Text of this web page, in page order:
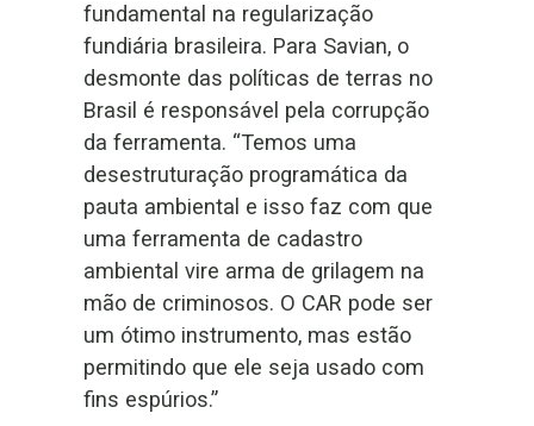
fundamental na regularização
fundiária brasileira. Para Savian, o
desmonte das políticas de terras no
Brasil é responsável pela corrupção
da ferramenta. “Temos uma
desestruturação programática da
pauta ambiental e isso faz com que
uma ferramenta de cadastro
ambiental vire arma de grilagem na
mão de criminosos. O CAR pode ser
um ótimo instrumento, mas estão
permitindo que ele seja usado com
fins espúrios.”